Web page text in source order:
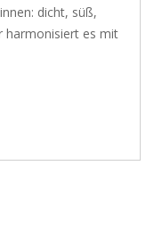
dicht, süß,
harmonisiert es mit